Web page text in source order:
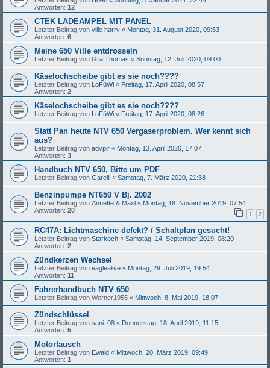
Antworten: 12
CTEK LADEAMPEL MIT PANEL
Letzter Beitrag von ville harry « Montag, 31. August 2020, 09:53
Antworten: 6
Meine 650 Ville entdrosseln
Letzter Beitrag von GrafThomas « Sonntag, 12. Juli 2020, 09:00
Käselochscheibe gibt es sie noch????
Letzter Beitrag von LoFüWi « Freitag, 17. April 2020, 08:57
Antworten: 2
Käselochscheibe gibt es sie noch????
Letzter Beitrag von LoFüWi « Freitag, 17. April 2020, 08:26
Statt Pan heute NTV 650 Vergaserproblem. Wer kennt sich
aus?
Letzter Beitrag von advpir « Montag, 13. April 2020, 17:07
Antworten: 3
Handbuch NTV 650, Bitte um PDF
Letzter Beitrag von Garelli « Samstag, 7. März 2020, 21:38
Benzinpumpe NT650 V Bj. 2002
Letzter Beitrag von Annette & Maxl « Montag, 18. November 2019, 07:54
Antworten: 20 1 2
RC47A: Lichtmaschine defekt? / Schaltplan gesucht!
Letzter Beitrag von Starkoch « Samstag, 14. September 2019, 08:20
Antworten: 2
Zündkerzen Wechsel
Letzter Beitrag von eaglealive « Montag, 29. Juli 2019, 19:54
Antworten: 11
Fahrerhandbuch NTV 650
Letzter Beitrag von Werner1955 « Mittwoch, 8. Mai 2019, 18:07
Zündschlüssel
Letzter Beitrag von sani_08 « Donnerstag, 18. April 2019, 11:15
Antworten: 5
Motortausch
Letzter Beitrag von Ewald « Mittwoch, 20. März 2019, 09:49
Antworten: 1